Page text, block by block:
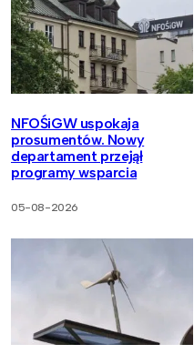
NFOŚiGW uspokaja
prosumentów. Nowy
departament przejął
programy wsparcia
05-08-2026